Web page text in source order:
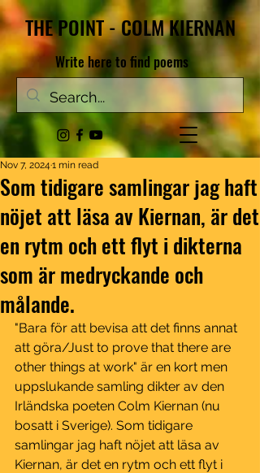
THE POINT - COLM KIERNAN
Write here to find poems
Som tidigare samlingar jag haft
nöjet att läsa av Kiernan, är det
en rytm och ett flyt i dikterna
som är medryckande och
målande.
Nov 7, 2024 1 min read
"Bara för att bevisa att det finns annat
att göra/Just to prove that there are
other things at work" är en kort men
uppslukande samling dikter av den
Irländska poeten Colm Kiernan (nu
bosatt i Sverige). Som tidigare
samlingar jag haft nöjet att läsa av
Kiernan, är det en rytm och ett flyt i